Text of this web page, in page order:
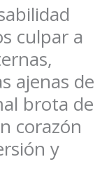
culpar a
ajenas de
brota de
corazón
y